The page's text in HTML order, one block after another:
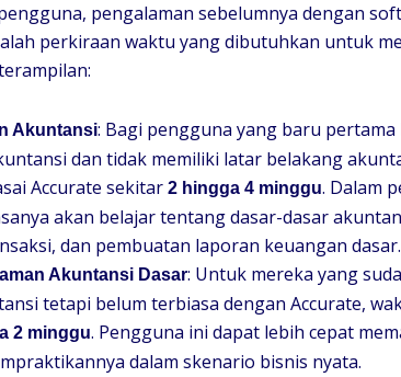
pengalaman sebelumnya dengan
perkiraan waktu yang dibutuhkan untuk
Akuntansi: Bagi pengguna yang baru pertama
dan tidak memiliki latar belakang
Accurate sekitar 2 hingga 4 minggu. Dalam
akan belajar tentang dasar-dasar
dan pembuatan laporan keuangan dasar.
Akuntansi Dasar: Untuk mereka yang
tetapi belum terbiasa dengan Accurate,
2 minggu. Pengguna ini dapat lebih cepat
dalam skenario bisnis nyata.